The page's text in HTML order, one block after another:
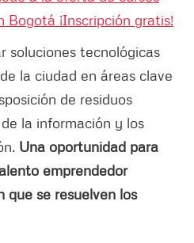
Bogotá ¡Inscripción gratis!
soluciones tecnológicas
la ciudad en áreas clave
de residuos
la información y los
Una oportunidad para
emprendedor
que se resuelven los